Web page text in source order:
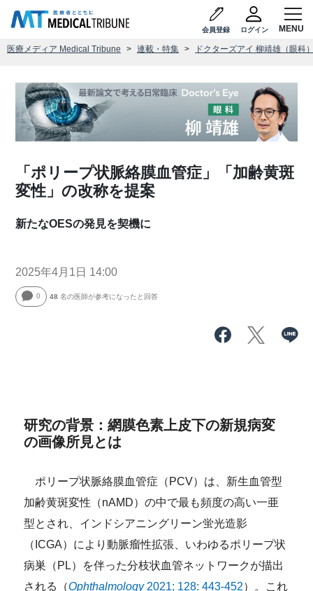
会員登録 ログイン
医療メディア Medical Tribune 連載・特集 ドクターズアイ 柳靖雄（眼科
「ポリープ状脈絡膜血管症」「加齢黄斑
変性」の改称を提案
新たなOESの発見を契機に
2025年4月1日 14:00
0 48 名の医師が参考になったと回答
研究の背景：網膜色素上皮下の新規病変
の画像所見とは
ポリープ状脈絡膜血管症（PCV）は、新生血管型
加齢黄斑変性（nAMD）の中で最も頻度の高い一亜
型とされ、インドシアニングリーン蛍光造影
（ICGA）により動脈瘤性拡張、いわゆるポリープ状
病巣（PL）を伴った分枝状血管ネットワークが描出
される（Ophthalmology2021; 128: 443-452）。これ